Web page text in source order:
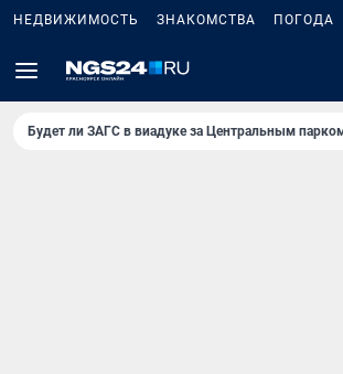
НЕДВИЖИМОСТЬ ЗНАКОМСТВА ПОГОДА
Будет ли ЗАГС в виадуке за Центральным